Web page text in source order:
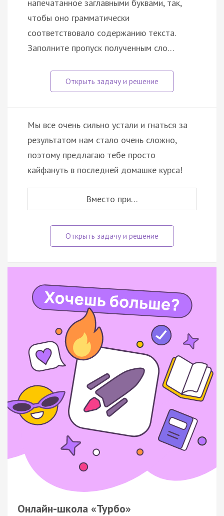
напечатанное заглавными буквами, так,
чтобы оно грамматически
соответствовало содержанию текста.
Заполните пропуск полученным сло…
Мы все очень сильно устали и гнаться за
результатом нам стало очень сложно,
поэтому предлагаю тебе просто
кайфануть в последней домашке курса!
Вместо при…
Онлайн-школа «Турбо»